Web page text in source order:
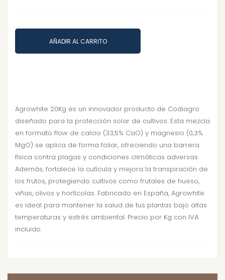
AÑADIR AL CARRITO
Agrowhite 20Kg es un innovador producto de Codiagro
diseñado para la protección solar de cultivos. Esta mezcla
en formato flow de calcio (33,5% CaO) y magnesio (0,3%
MgO) se aplica de forma foliar, ofreciendo una barrera
física contra plagas y condiciones climáticas adversas.
Además, fortalece la cutícula y mejora la transpiración de
los frutos, protegiendo cultivos como frutales de hueso,
viñas, olivos y hortícolas. Fabricado en España, Agrowhite
es ideal para mantener la salud de tus plantas bajo altas
temperaturas y estrés ambiental. Precio por Kg con IVA
incluido.